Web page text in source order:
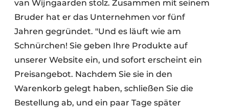
van Wijngaarden stolz. Zusammen mit seinem
Bruder hat er das Unternehmen vor fünf
Jahren gegründet. "Und es läuft wie am
Schnürchen! Sie geben Ihre Produkte auf
unserer Website ein, und sofort erscheint ein
Preisangebot. Nachdem Sie sie in den
Warenkorb gelegt haben, schließen Sie die
Bestellung ab, und ein paar Tage später